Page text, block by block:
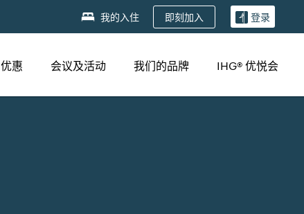
我的入住 即刻加入 登录
优惠 会议及活动 我们的品牌 IHG® 优悦会